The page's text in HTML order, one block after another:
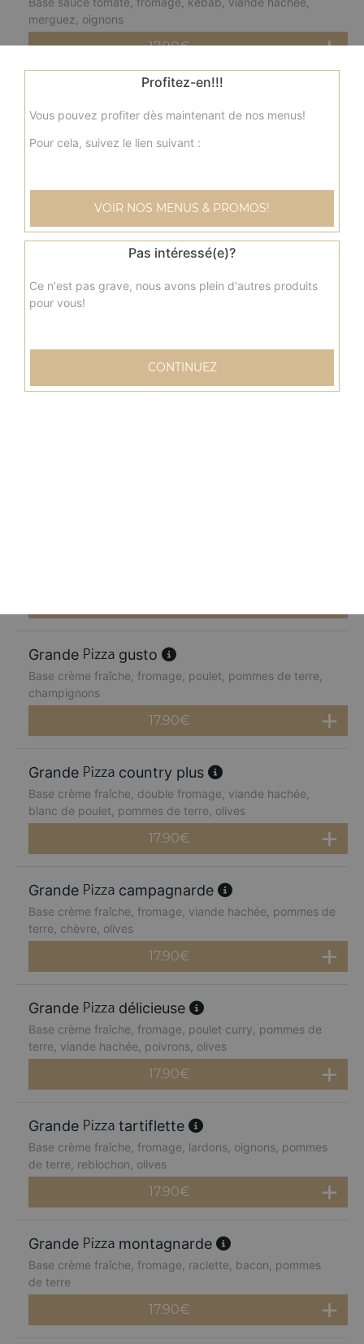
merguez, oignons
17.90€
Base crème fraîche, fromage, blanc de poulet, pommes
de terre, champignons, olives
nordique
Base crème fraîche, fromage, saumon, olives
17.90€
Grande gusto
Base crème fraîche, fromage, poulet, pommes de terre,
champignons
17.90€
Grande country plus
Base crème fraîche, double fromage, viande hachée,
blanc de poulet, pommes de terre, olives
17.90€
Grande campagnarde
Base crème fraîche, fromage, viande hachée, pommes de
terre, chèvre, olives
17.90€
Grande délicieuse
Base crème fraîche, fromage, poulet curry, pommes de
terre, viande hachée, poivrons, olives
17.90€
Grande tartiflette
Base crème fraîche, fromage, lardons, oignons, pommes
de terre, reblochon, olives
17.90€
Grande montagnarde
Base crème fraîche, fromage, raclette, bacon, pommes
de terre
17.90€
Profitez-en!!!
Vous pouvez profiter dès maintenant de nos menus!
Pour cela, suivez le lien suivant :
VOIR NOS MENUS & PROMOS!
Pas intéressé(e)?
Ce n'est pas grave, nous avons plein d'autres produits
pour vous!
CONTINUEZ